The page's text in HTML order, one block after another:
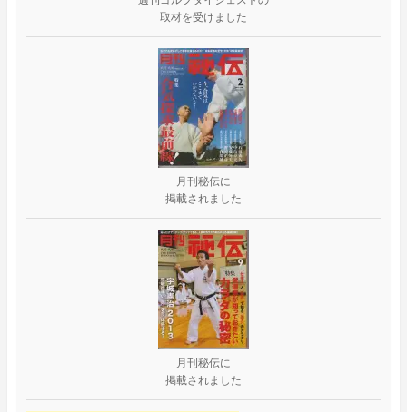
取材を受けました
月刊秘伝に
掲載されました
月刊秘伝に
掲載されました